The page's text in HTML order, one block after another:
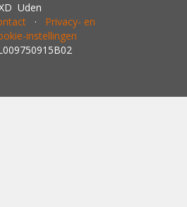
Uden
· Privacy- en
instellingen